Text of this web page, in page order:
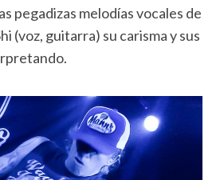
pegadizas melodías vocales de
(voz, guitarra) su carisma y sus